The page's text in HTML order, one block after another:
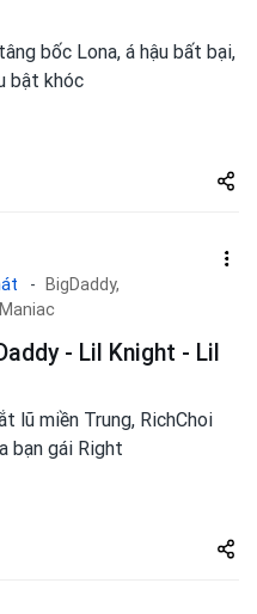
bốc Lona, á hậu bất bại,
bật khóc
Share
zuto.vn
BigDaddy,
- Lil Knight - Lil
lũ miền Trung, RichChoi
bạn gái Right
Share
zuto.vn